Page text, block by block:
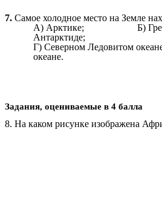
7. Самое холодное место на Земле
А) Арктике; Б)
Антарктиде;
Г) Северном
океане.
Задания, оцениваемые в 4 балла
8. На каком рисунке изображена